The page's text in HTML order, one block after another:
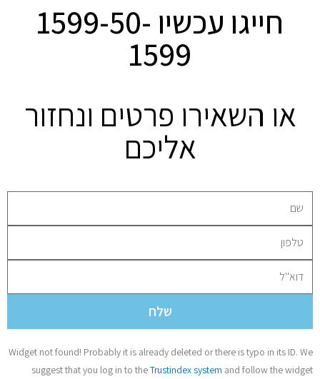
חייגו עכשיו 1599-50-
1599
או השאירו פרטים ונחזור
אליכם
שלח
Widget not found! Probably it is already deleted or there is typo in its ID. We
suggest that you log in to theTrustindex system and follow the widget